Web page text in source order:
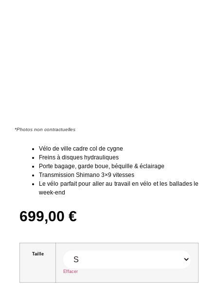
*Photos non contractuelles
Vélo de ville cadre col de cygne
Freins à disques hydrauliques
Porte bagage, garde boue, béquille & éclairage
Transmission Shimano 3×9 vitesses
Le vélo parfait pour aller au travail en vélo et les ballades le
week-end
699,00 €
Taille
Effacer